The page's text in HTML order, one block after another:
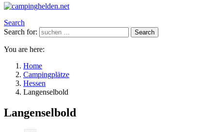
Search
Search for:
Search
You are here:
Home
Campingplätze
Hessen
Langenselbold
Langenselbold